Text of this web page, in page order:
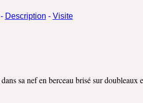
Description - Visite
sa nef en berceau brisé sur doubleaux